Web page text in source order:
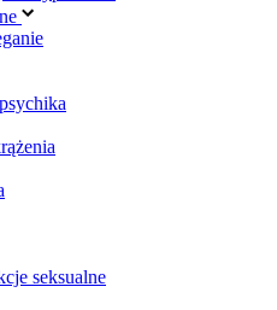
seksualne